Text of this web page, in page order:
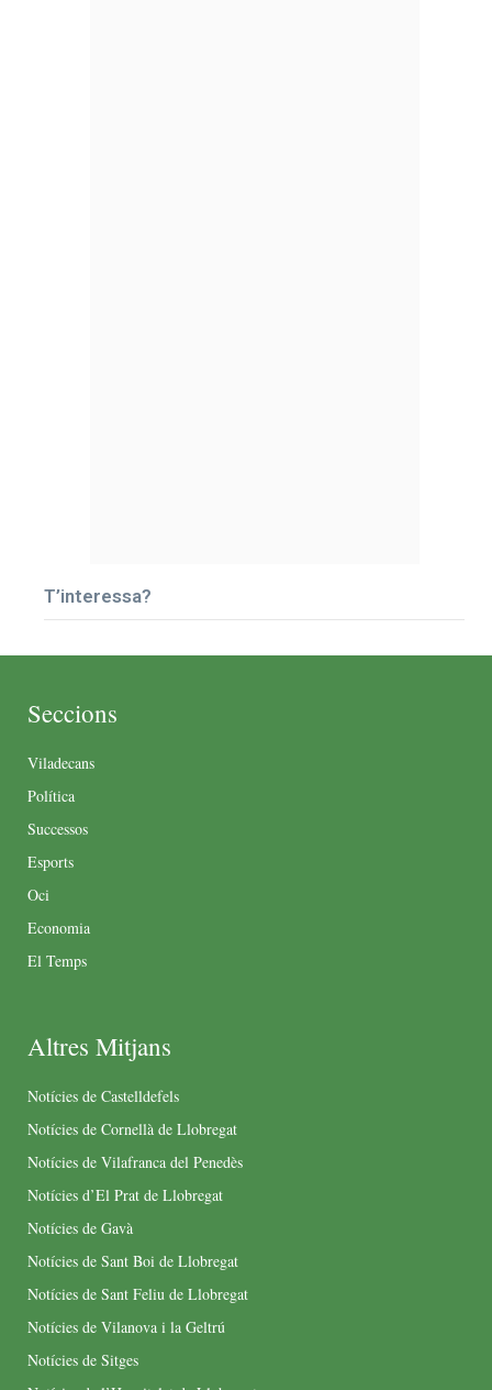
T’interessa?
Seccions
Viladecans
Política
Successos
Esports
Oci
Economia
El Temps
Altres Mitjans
Notícies de Castelldefels
Notícies de Cornellà de Llobregat
Notícies de Vilafranca del Penedès
Notícies d’El Prat de Llobregat
Notícies de Gavà
Notícies de Sant Boi de Llobregat
Notícies de Sant Feliu de Llobregat
Notícies de Vilanova i la Geltrú
Notícies de Sitges